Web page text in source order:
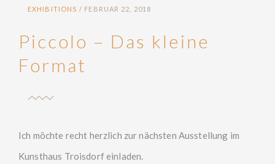
EXHIBITIONS FEBRUAR 22, 2018
Piccolo – Das kleine
Format
Ich möchte recht herzlich zur nächsten Ausstellung im
Kunsthaus Troisdorf einladen.